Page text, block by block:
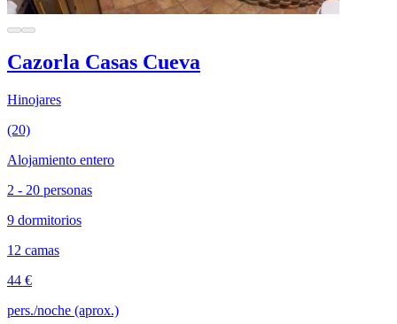
Cazorla Casas Cueva
Hinojares
(20)
Alojamiento entero
2 - 20 personas
9 dormitorios
12 camas
44 €
pers./noche (aprox.)